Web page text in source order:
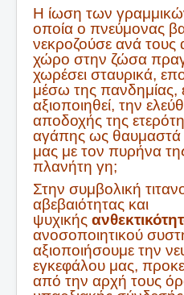
Η ίωση των
οποία ο πνεύμονας
νεκροζούσε ανά τους
χώρο στην ζώσα
χωρέσει σταυρικά,
μέσω της πανδημίας,
αξιοποιηθεί, την
αποδοχής της
αγάπης ως θαυμαστά
μας με τον πυρήνα
πλανήτη γη;
Στην συμβολική
αβεβαιότητας και
ψυχικής
ανοσοποιητικού
αξιοποιήσουμε την
εγκεφάλου μας,
από την αρχή τους